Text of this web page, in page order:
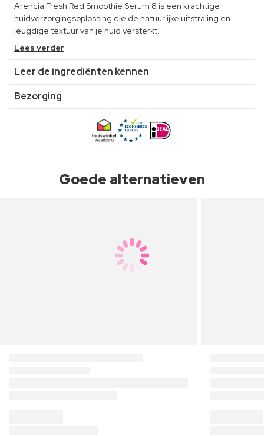
Arencia Fresh Red Smoothie Serum 8 is een krachtige
huidverzorgingsoplossing die de natuurlijke uitstraling en
jeugdige textuur van je huid versterkt.
Lees verder
Leer de ingrediënten kennen
Bezorging
Goede alternatieven